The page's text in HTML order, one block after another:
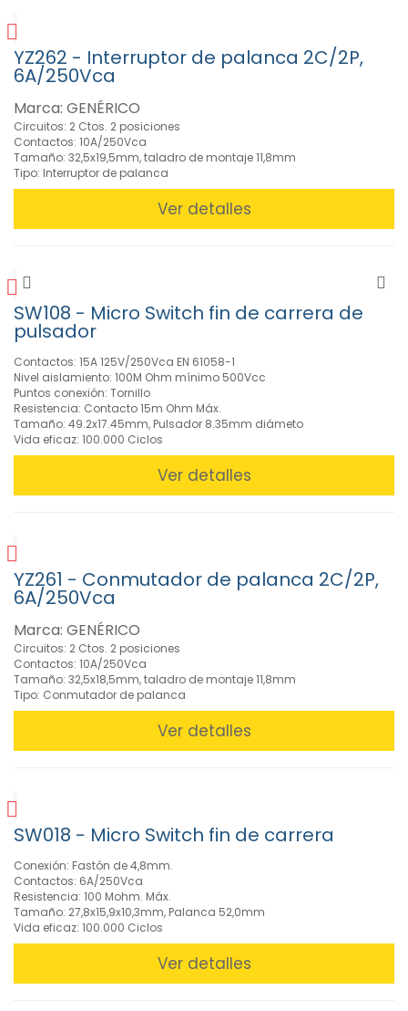
FILTROS
BUSCADOR
MARCAS
YZ262 - Interruptor de palanca 2C/2P,
6A/250Vca
Marca: GENÉRICO
Circuitos: 2 Ctos. 2 posiciones
Contactos: 10A/250Vca
Tamaño: 32,5x19,5mm, taladro de montaje 11,8mm
Tipo: Interruptor de palanca
Ver detalles
SW108 - Micro Switch fin de carrera de
pulsador
Contactos: 15A 125V/250Vca EN 61058-1
Nivel aislamiento: 100M Ohm mínimo 500Vcc
Puntos conexión: Tornillo
Resistencia: Contacto 15m Ohm Máx.
Tamaño: 49.2x17.45mm, Pulsador 8.35mm diámeto
Vida eficaz: 100.000 Ciclos
Ver detalles
YZ261 - Conmutador de palanca 2C/2P,
6A/250Vca
Marca: GENÉRICO
Circuitos: 2 Ctos. 2 posiciones
Contactos: 10A/250Vca
Tamaño: 32,5x18,5mm, taladro de montaje 11,8mm
Tipo: Conmutador de palanca
Ver detalles
SW018 - Micro Switch fin de carrera
Conexión: Fastón de 4,8mm.
Contactos: 6A/250Vca
Resistencia: 100 Mohm. Máx.
Tamaño: 27,8x15,9x10,3mm, Palanca 52,0mm
Vida eficaz: 100.000 Ciclos
Ver detalles